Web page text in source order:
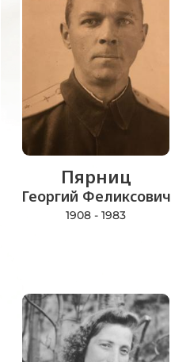
Пярниц
Георгий Феликсович
1908 - 1983